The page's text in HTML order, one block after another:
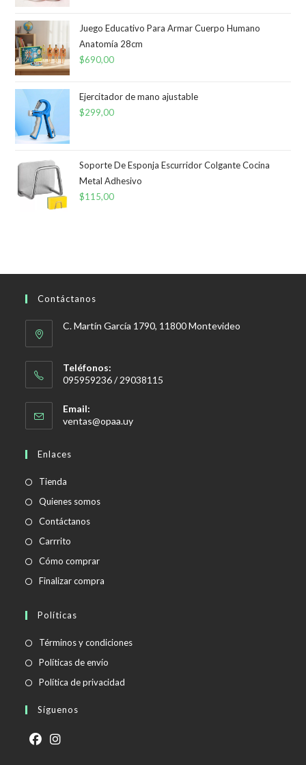
Juego Educativo Para Armar Cuerpo Humano
Anatomía 28cm
$690,00
Ejercitador de mano ajustable
$299,00
Soporte De Esponja Escurridor Colgante Cocina
Metal Adhesivo
$115,00
Contáctanos
C. Martín García 1790, 11800 Montevideo
Teléfonos:
095959236 / 29038115
Email:
ventas@opaa.uySe
Enlaces
Tienda
Quienes somos
Contáctanos
Carrrito
Cómo comprar
Finalizar compra
Políticas
Términos y condicionesSe
Políticas de envío
abre
Política de privacidad
Síguenos